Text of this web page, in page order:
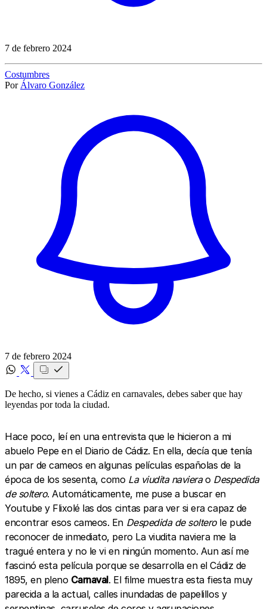
7 de febrero 2024
Costumbres
Por Álvaro González
7 de febrero 2024
De hecho, si vienes a Cádiz en carnavales, debes saber que hay
leyendas por toda la ciudad.
Hace poco, leí en una entrevista que le hicieron a mi
abuelo Pepe en el Diario de Cádiz. En ella, decía que tenía
un par de cameos en algunas películas españolas de la
época de los sesenta, como La viudita navierao Despedida
de soltero. Automáticamente, me puse a buscar en
Youtube y Flixolé las dos cintas para ver si era capaz de
encontrar esos cameos. En Despedida de solterole pude
reconocer de inmediato, pero La viudita naviera me la
tragué entera y no le vi en ningún momento. Aun así me
fascinó esta película porque se desarrolla en el Cádiz de
1895, en pleno Carnaval. El filme muestra esta fiesta muy
parecida a la actual, calles inundadas de papelillos y